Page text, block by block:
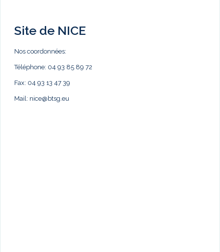
Site de NICE
Nos coordonnées:
Téléphone: 04 93 85 89 72
Fax: 04 93 13 47 39
Mail: nice@btsg.eu